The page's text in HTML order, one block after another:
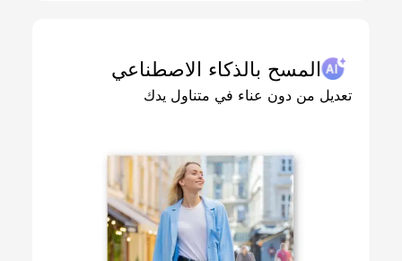
المسح بالذكاء الاصطناعي
تعديل من دون عناء في متناول يدك